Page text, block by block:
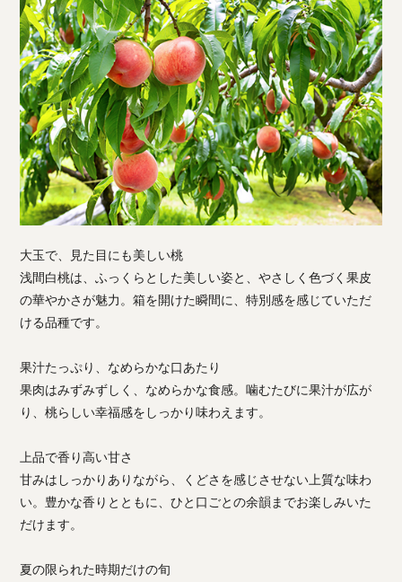
大玉で、見た目にも美しい桃
浅間白桃は、ふっくらとした美しい姿と、やさしく色づく果皮
の華やかさが魅力。箱を開けた瞬間に、特別感を感じていただ
ける品種です。
果汁たっぷり、なめらかな口あたり
果肉はみずみずしく、なめらかな食感。噛むたびに果汁が広が
り、桃らしい幸福感をしっかり味わえます。
上品で香り高い甘さ
甘みはしっかりありながら、くどさを感じさせない上質な味わ
い。豊かな香りとともに、ひと口ごとの余韻までお楽しみいた
だけます。
夏の限られた時期だけの旬